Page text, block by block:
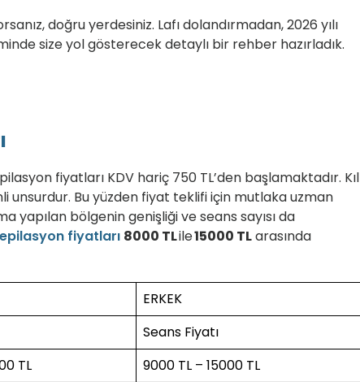
doğru yerdesiniz. Lafı dolandırmadan, 2026 yılı
size yol gösterecek detaylı bir rehber hazırladık.
fiyatları KDV hariç 750 TL’den başlamaktadır. Kıl
unsurdur. Bu yüzden fiyat teklifi için mutlaka uzman
yapılan bölgenin genişliği ve seans sayısı da
fiyatları 8000 TLile15000 TLarasında
ERKEK
Seans Fiyatı
TL
9000 TL – 15000 TL